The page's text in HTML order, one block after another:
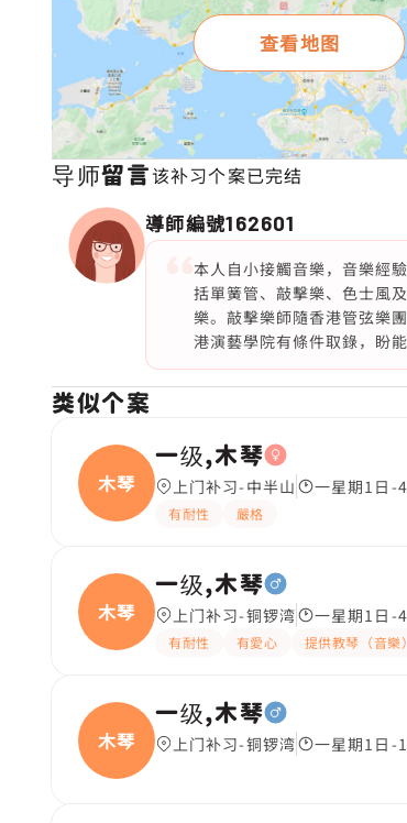
查看地图
导师留言该补习个案已完结
導師編號162601
本人自小接觸音樂，音樂經
括單簧管、敲擊樂、色士風
樂。敲擊樂師隨香港管弦樂
港演藝學院有條件取錄，盼
类似个案
木琴
一级,木琴
上门补习-中半山 一星期1日-
有耐性 嚴格
木琴
一级,木琴
上门补习-铜锣湾 一星期1日-
有耐性 有愛心 提供教琴（音樂）
木琴
一级,木琴
上门补习-铜锣湾 一星期1日-